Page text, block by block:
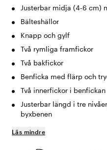
Justerbar midja (4-6 cm)
Bälteshällor
Knapp och gylf
Två rymliga framfickor
Två bakfickor
Benficka med flärp och
Två innerfickor i benfickan
Justerbar längd i tre
byxbenen
Läs mindre